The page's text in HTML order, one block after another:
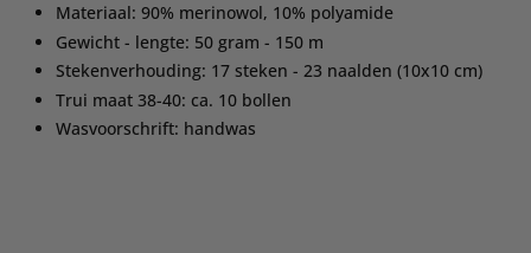
Materiaal: 90% merinowol, 10% polyamide
Gewicht - lengte: 50 gram - 150 m
Stekenverhouding: 17 steken - 23 naalden (10x10 cm)
Trui maat 38-40: ca. 10 bollen
Wasvoorschrift: handwas